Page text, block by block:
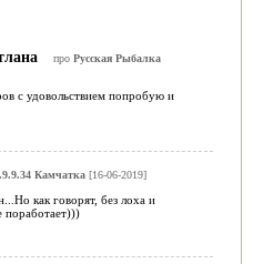
про Русская Рыбалка
с удовольствием попробую и
Камчатка[16-06-2019]
как говорят, без лоха и
поработает)))